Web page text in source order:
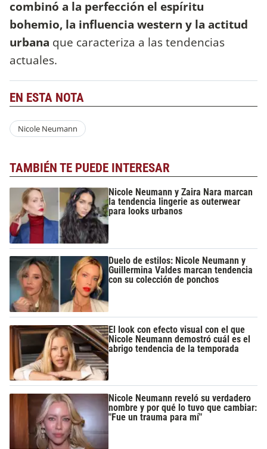
combinó a la perfección el espíritu
bohemio, la influencia western y la actitud
urbana que caracteriza a las tendencias
actuales.
EN ESTA NOTA
Nicole Neumann
TAMBIÉN TE PUEDE INTERESAR
Nicole Neumann y Zaira Nara marcan
la tendencia lingerie as outerwear
para looks urbanos
Duelo de estilos: Nicole Neumann y
Guillermina Valdes marcan tendencia
con su colección de ponchos
El look con efecto visual con el que
Nicole Neumann demostró cuál es el
abrigo tendencia de la temporada
Nicole Neumann reveló su verdadero
nombre y por qué lo tuvo que cambiar:
"Fue un trauma para mí"